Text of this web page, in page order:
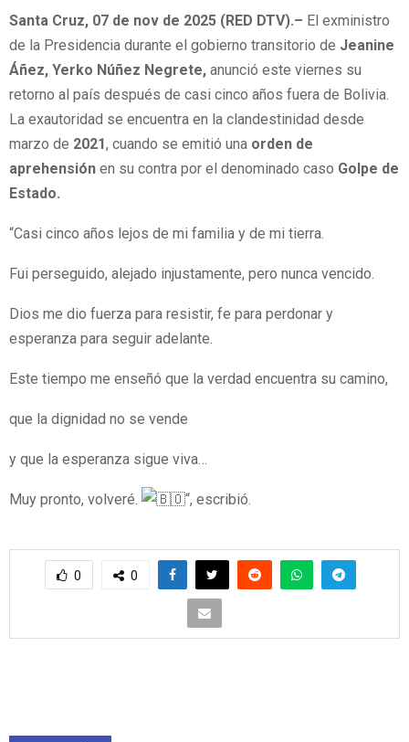
Santa Cruz, 07 de nov de 2025 (RED DTV).– El exministro
de la Presidencia durante el gobierno transitorio de Jeanine
Áñez, Yerko Núñez Negrete, anunció este viernes su
retorno al país después de casi cinco años fuera de Bolivia.
La exautoridad se encuentra en la clandestinidad desde
marzo de 2021, cuando se emitió una orden de
aprehensión en su contra por el denominado caso Golpe de
Estado.
“Casi cinco años lejos de mi familia y de mi tierra.
Fui perseguido, alejado injustamente, pero nunca vencido.
Dios me dio fuerza para resistir, fe para perdonar y
esperanza para seguir adelante.
Este tiempo me enseñó que la verdad encuentra su camino,
que la dignidad no se vende
y que la esperanza sigue viva…
Muy pronto, volveré. “, escribió.
0 0